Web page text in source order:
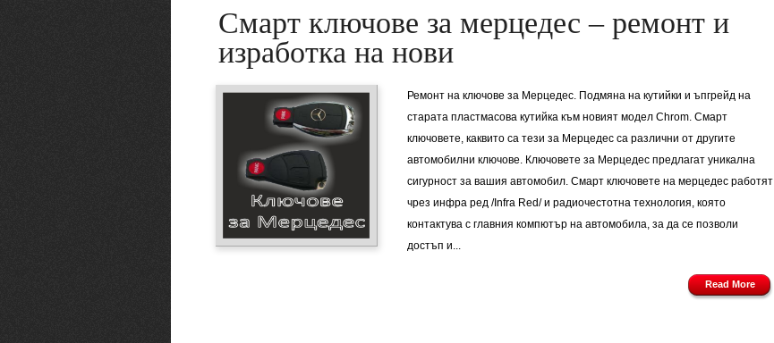
Смарт ключове за мерцедес – ремонт и
изработка на нови
Ремонт на ключове за Мерцедес. Подмяна на кутийки и ъпгрейд на
старата пластмасова кутийка към новият модел Chrom. Смарт
ключoвете, каквито са тези за Мерцедес са различни от другите
автомобилни ключове. Ключовете за Мерцедес предлагат уникална
сигурност за вашия автомобил. Смарт ключовете на мерцедес работят
чрез инфра ред /Infra Red/ и радиочестотна технология, която
контактува с главния компютър на автомобила, за да се позволи
достъп и...
Read More